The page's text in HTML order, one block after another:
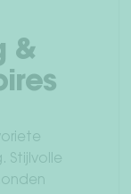
&
Stijlvolle